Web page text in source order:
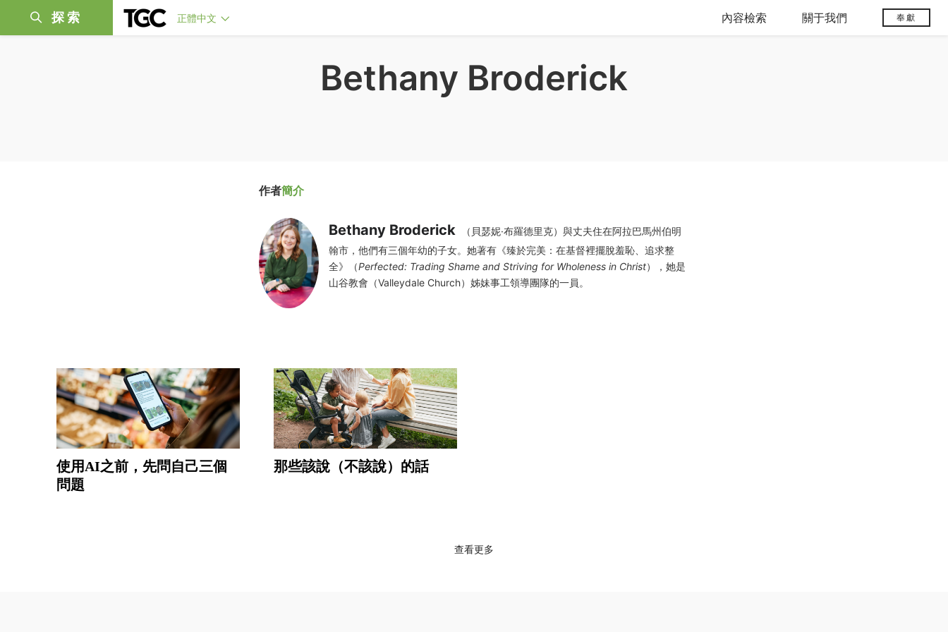
探索 正體中文 內容檢索 關于我們 奉獻
Bethany Broderick
作者簡介
Bethany Broderick
（貝瑟妮·布羅德里克）與丈夫住在阿拉巴馬州伯明
翰市，他們有三個年幼的子女。她著有《臻於完美：在基督裡擺脫羞恥、追求整
全》（Perfected: Trading Shame and Striving for Wholeness in Christ），她是
山谷教會（Valleydale Church）姊妹事工領導團隊的一員。
使用AI之前，先問自己三個
問題
那些該說（不該說）的話
查看更多